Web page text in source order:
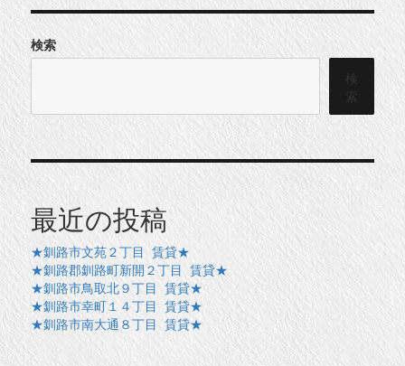
検索
検
索
最近の投稿
★釧路市文苑２丁目 賃貸★
★釧路郡釧路町新開２丁目 賃貸★
★釧路市鳥取北９丁目 賃貸★
★釧路市幸町１４丁目 賃貸★
★釧路市南大通８丁目 賃貸★